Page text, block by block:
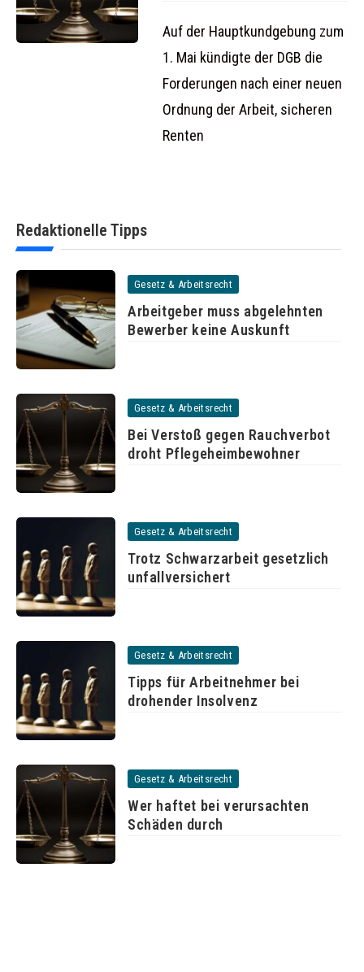
Auf der Hauptkundgebung zum
1. Mai kündigte der DGB die
Forderungen nach einer neuen
Ordnung der Arbeit, sicheren
Renten
Redaktionelle Tipps
Gesetz & Arbeitsrecht
Arbeitgeber muss abgelehnten
Bewerber keine Auskunft
Gesetz & Arbeitsrecht
Bei Verstoß gegen Rauchverbot
droht Pflegeheimbewohner
Gesetz & Arbeitsrecht
Trotz Schwarzarbeit gesetzlich
unfallversichert
Gesetz & Arbeitsrecht
Tipps für Arbeitnehmer bei
drohender Insolvenz
Gesetz & Arbeitsrecht
Wer haftet bei verursachten
Schäden durch